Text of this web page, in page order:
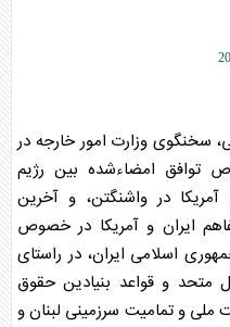
سخنگوی وزارت امور خارجه در
توافق امضاءشده بین رژیم
در واشنگتن، و آخرین
ایران و آمریکا در خصوص
اسلامی ایران، در راستای
و قواعد بنیادین حقوق
ملی و تمامیت سرزمینی لبنان و